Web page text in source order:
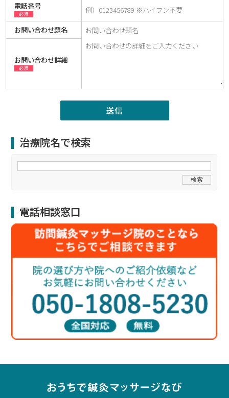
電話番号
必須
お問い合わせ題名
お問い合わせ詳細
必須
治療院名で検索
電話相談窓口